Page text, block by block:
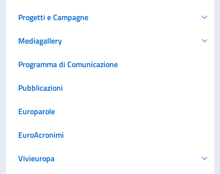
Progetti e Campagne
Mediagallery
Programma di Comunicazione
Pubblicazioni
Europarole
EuroAcronimi
Vivieuropa